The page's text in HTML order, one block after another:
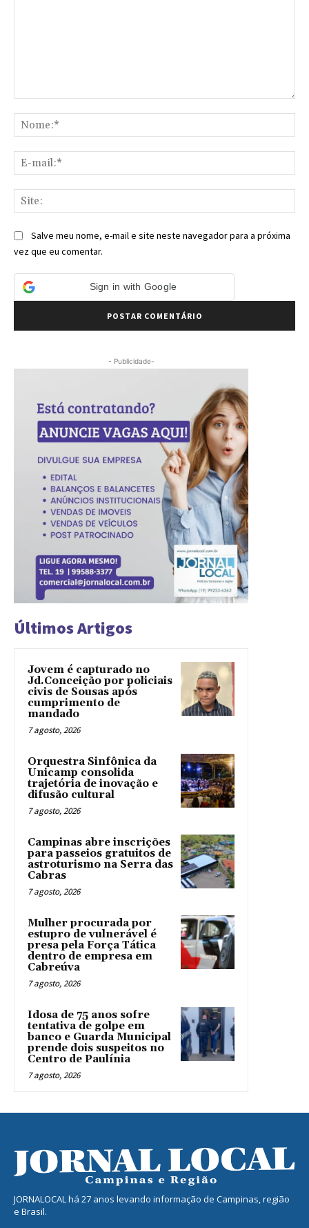
Salve meu nome, e-mail e site neste navegador para a próxima
vez que eu comentar.
Sign in with Google
- Publicidade-
Últimos Artigos
Jovem é capturado no
Jd.Conceição por policiais
civis de Sousas após
cumprimento de
mandado
7 agosto, 2026
Orquestra Sinfônica da
Unicamp consolida
trajetória de inovação e
difusão cultural
7 agosto, 2026
Campinas abre inscrições
para passeios gratuitos de
astroturismo na Serra das
Cabras
7 agosto, 2026
Mulher procurada por
estupro de vulnerável é
presa pela Força Tática
dentro de empresa em
Cabreúva
7 agosto, 2026
Idosa de 75 anos sofre
tentativa de golpe em
banco e Guarda Municipal
prende dois suspeitos no
Centro de Paulínia
7 agosto, 2026
JORNALOCAL há 27 anos levando informação de Campinas, região
e Brasil.